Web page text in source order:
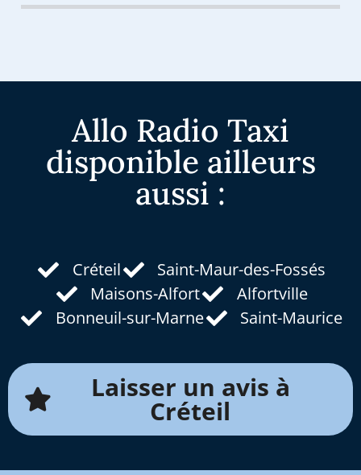
Allo Radio Taxi
disponible ailleurs
aussi :
Créteil
Saint-Maur-des-Fossés
Maisons-Alfort
Alfortville
Bonneuil-sur-Marne
Saint-Maurice
Laisser un avis à
Créteil